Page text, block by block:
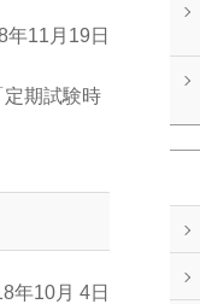
年11月19日
期試験時
年10月 4日